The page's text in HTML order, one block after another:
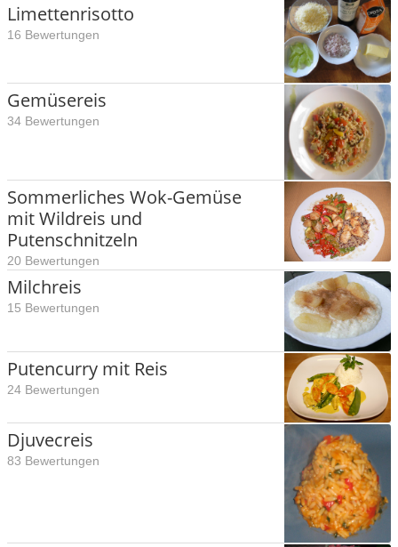
Limettenrisotto
16 Bewertungen
Gemüsereis
34 Bewertungen
Sommerliches Wok-Gemüse
mit Wildreis und
Putenschnitzeln
20 Bewertungen
Milchreis
15 Bewertungen
Putencurry mit Reis
24 Bewertungen
Djuvecreis
83 Bewertungen